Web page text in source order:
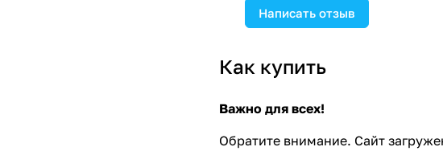
Написать отзыв
Как купить
Важно для всех!
Обратите внимание. Сайт